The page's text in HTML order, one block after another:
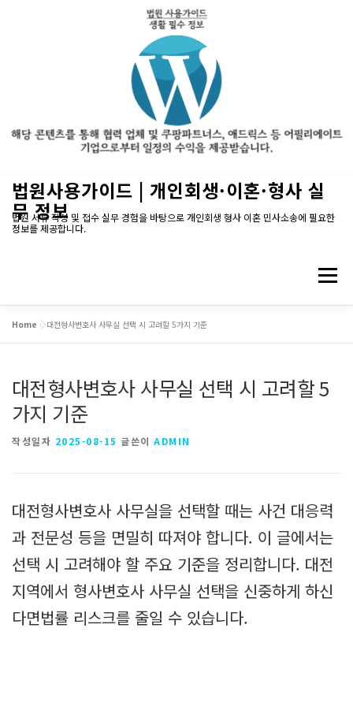
법원사용가이드 | 개인회생·이혼·형사 실
무 정보
법원 서류 작성 및 접수 실무 경험을 바탕으로 개인회생 형사 이혼 민사소송에 필요한
정보를 제공합니다.
메뉴
Home »대전형사변호사 사무실 선택 시 고려할 5가지 기준
대전형사변호사 사무실 선택 시 고려할 5
가지 기준
작성일자 2025-08-15 글쓴이 ADMIN
대전형사변호사 사무실을 선택할 때는 사건 대응력
과 전문성 등을 면밀히 따져야 합니다. 이 글에서는
선택 시 고려해야 할 주요 기준을 정리합니다. 대전
지역에서 형사변호사 사무실 선택을 신중하게 하신
다면법률 리스크를 줄일 수 있습니다.